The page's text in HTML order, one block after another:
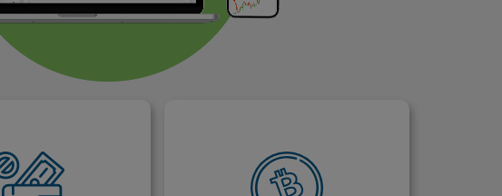
でトレードすれば、
ビットコインキャッシュを通貨ペ
アで取引することで、動きの激し